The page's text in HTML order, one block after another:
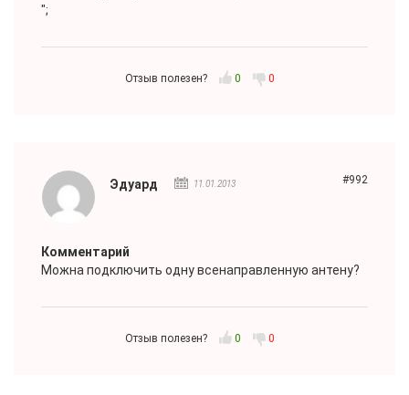
";
Отзыв полезен? 0 0
#992
Эдуард 11.01.2013
Комментарий
Можна подключить одну всенаправленную антену?
Отзыв полезен? 0 0